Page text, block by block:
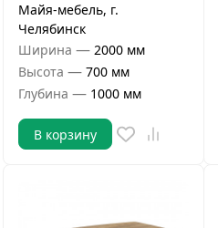
Майя-мебель, г.
Челябинск
Ширина — 2000 мм
Высота — 700 мм
Глубина — 1000 мм
В корзину